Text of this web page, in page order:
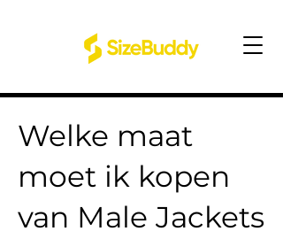
Welke maat
moet ik kopen
van Male Jackets